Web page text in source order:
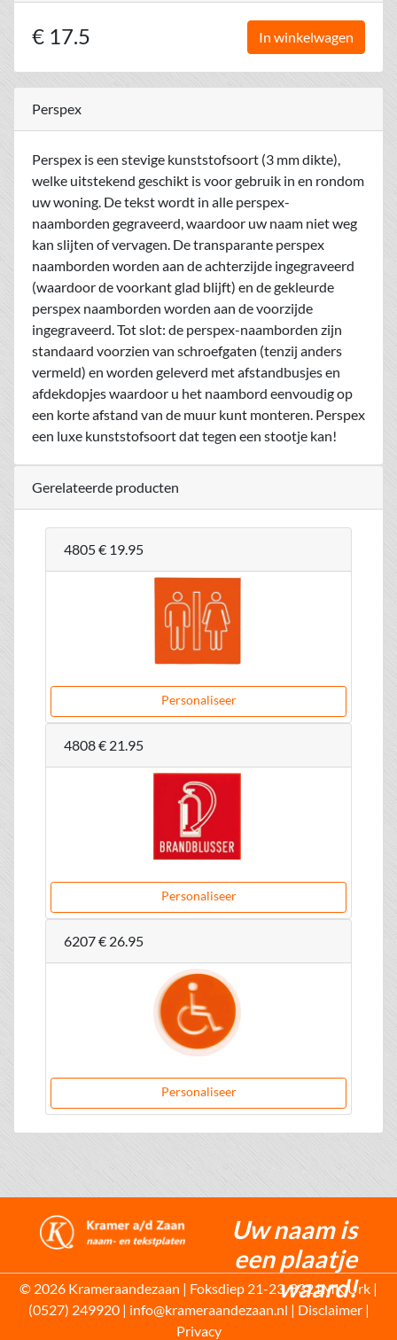
€ 17.5 In winkelwagen
Perspex
Perspex is een stevige kunststofsoort (3 mm dikte),
welke uitstekend geschikt is voor gebruik in en rondom
uw woning. De tekst wordt in alle perspex-
naamborden gegraveerd, waardoor uw naam niet weg
kan slijten of vervagen. De transparante perspex
naamborden worden aan de achterzijde ingegraveerd
(waardoor de voorkant glad blijft) en de gekleurde
perspex naamborden worden aan de voorzijde
ingegraveerd. Tot slot: de perspex-naamborden zijn
standaard voorzien van schroefgaten (tenzij anders
vermeld) en worden geleverd met afstandbusjes en
afdekdopjes waardoor u het naambord eenvoudig op
een korte afstand van de muur kunt monteren. Perspex
een luxe kunststofsoort dat tegen een stootje kan!
Gerelateerde producten
4805€ 19.95
Personaliseer
4808€ 21.95
Personaliseer
6207€ 26.95
Personaliseer
Uw naam is
een plaatje
waard!
© 2026 Krameraandezaan | Foksdiep 21-23, 8321MK Urk |
(0527) 249920 | info@krameraandezaan.nl | Disclaimer|
Privacy